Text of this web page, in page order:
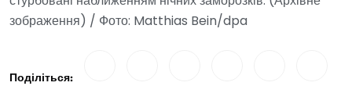
зображення) / Фото: Matthias Bein/dpa
Поділіться: